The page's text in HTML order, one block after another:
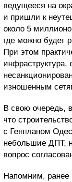
ведущееся на
и пришли к
около 5
где можно будет
При этом
изношенным
В свою очередь,
что
с Генпланом
небольшие ДПТ,
вопрос
Напомним, ранее